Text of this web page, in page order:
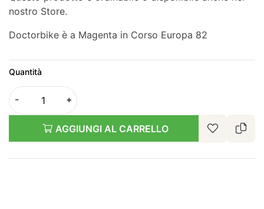
nostro Store.
Doctorbike è a Magenta in Corso Europa 82
Quantità
AGGIUNGI AL CARRELLO